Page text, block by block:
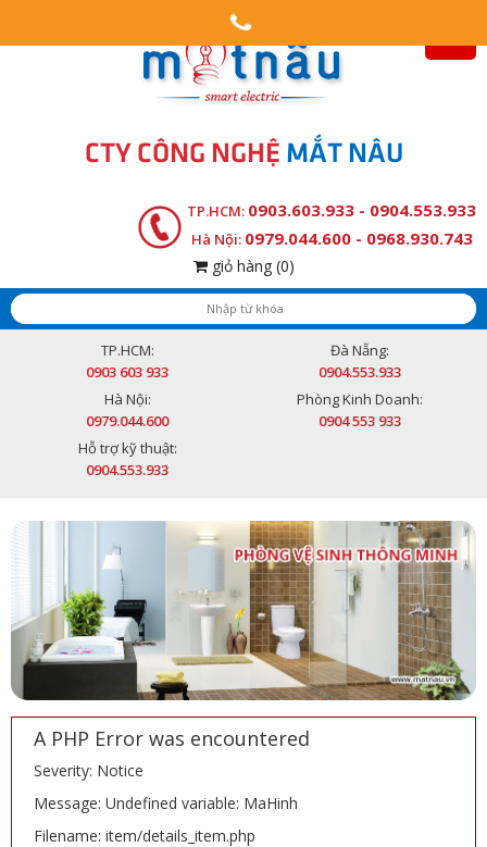
CTY CÔNG NGHỆ MẮT NÂU
TP.HCM: 0903.603.933 - 0904.553.933
Hà Nội: 0979.044.600 - 0968.930.743
giỏ hàng (0)
TP.HCM:
0903 603 933
Đà Nẵng:
0904.553.933
Hà Nội:
0979.044.600
Phòng Kinh Doanh:
0904 553 933
Hỗ trợ kỹ thuật:
0904.553.933
A PHP Error was encountered
Severity: Notice
Message: Undefined variable: MaHinh
Filename: item/details_item.php